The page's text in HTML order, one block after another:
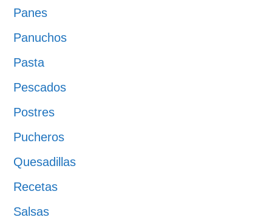
Panes
Panuchos
Pasta
Pescados
Postres
Pucheros
Quesadillas
Recetas
Salsas